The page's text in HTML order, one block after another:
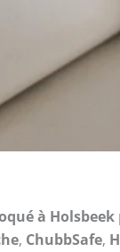
à Holsbeek
, ChubbSafe,